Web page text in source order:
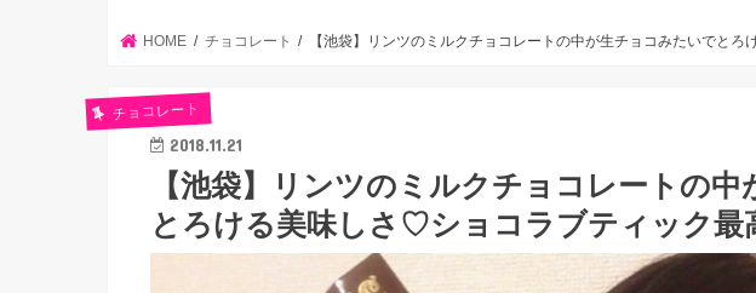
HOME チョコレート 【池袋】リンツのミルクチョコレートの中が生チョコみたいでと
チョコレート
2018.11.21
【池袋】リンツのミルクチョコレートの
とろける美味しさ♡ショコラブティック